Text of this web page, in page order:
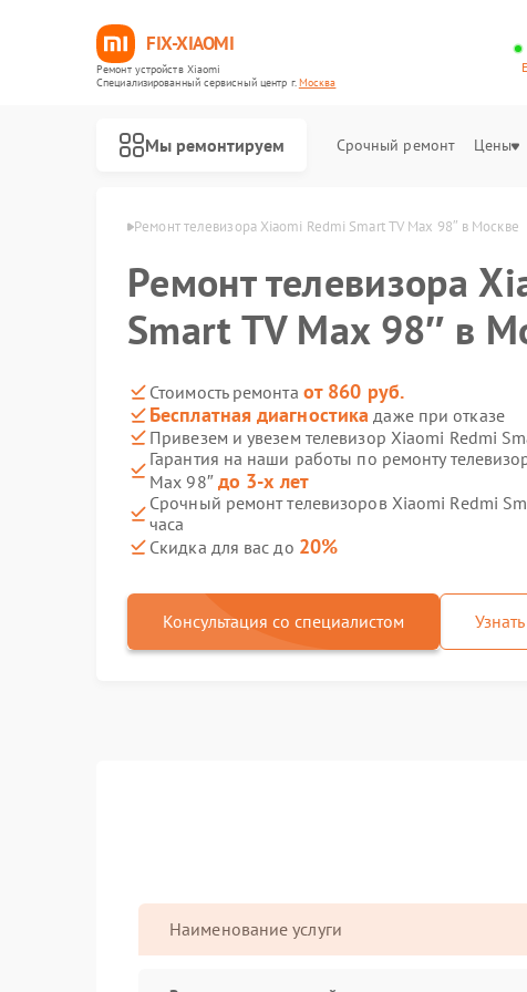
FIX-XIAOMI
Ремонт устройств Xiaomi
Специализированный cервисный центр г.Москва
Мы ремонтируем Срочный ремонт Цены
Xiaomi в Москве Ремонт телевизора Xiaomi Redmi Smart TV Max 98″ в Москве
Ремонт телевизора
Smart TV Max 98″ в
Стоимость ремонта от 860 руб.
Бесплатная диагностика даже при отказе
Привезем и увезем телевизор Xiaomi Redmi
Гарантия на наши работы по ремонту
Max 98″ до 3-х лет
Срочный ремонт телевизоров Xiaomi Redmi
часа
Скидка для вас до 20%
Консультация со специалистом
Наименование услуги